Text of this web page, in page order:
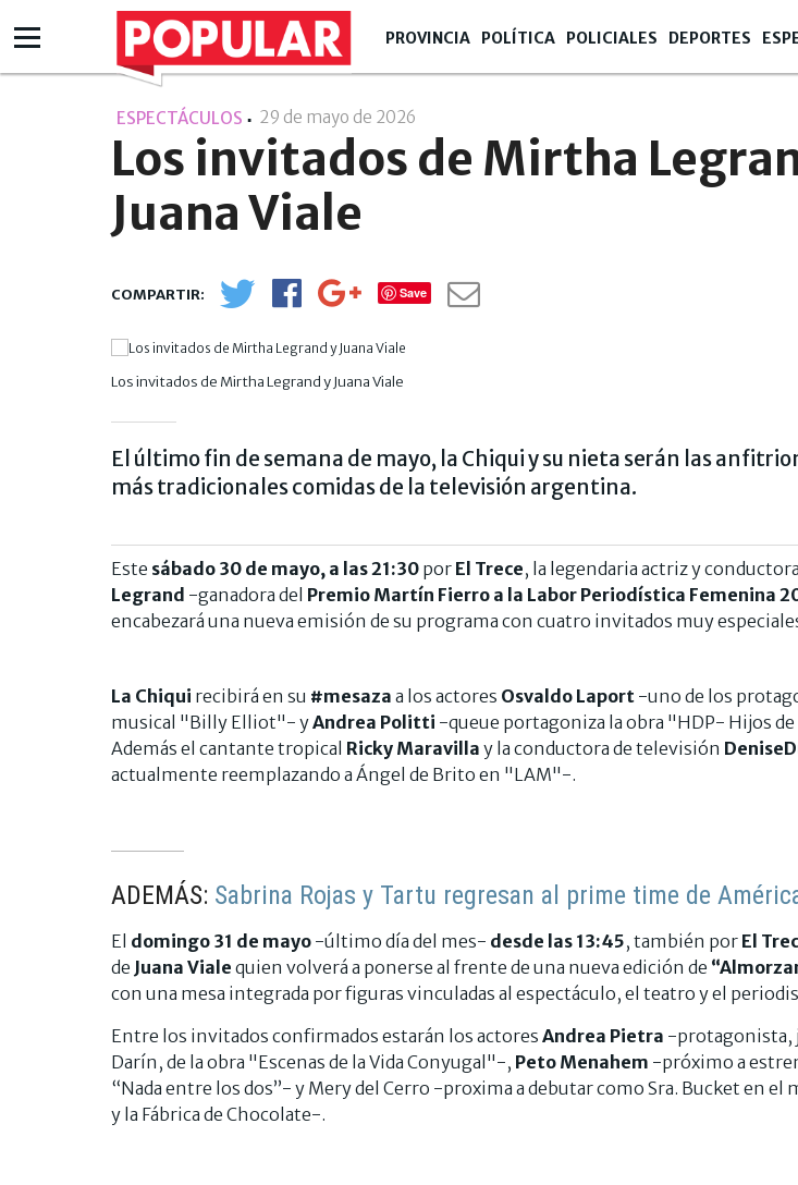
PROVINCIA POLÍTICA POLICIALES DEPORTES
ESPECTÁCULOS 29 de mayo de 2026
Los invitados de Mirtha
Juana Viale
Save
Los invitados de Mirtha Legrand y Juana Viale
El último fin de semana de mayo, la Chiqui y su nieta serán las
más tradicionales comidas de la televisión argentina.
Este sábado 30 de mayo, a las 21:30 por El Trece, la legendaria actriz y conductora
Legrand -ganadora del Premio Martín Fierro a la Labor Periodística Femenina
encabezará una nueva emisión de su programa con cuatro invitados muy
La Chiqui recibirá en su #mesaza a los actores Osvaldo Laport -uno de los
musical "Billy Elliot"- yAndrea Politti -queue portagoniza la obra "HDP- Hijos
Además el cantante tropical Ricky Maravilla y la conductora de televisión
actualmente reemplazando a Ángel de Brito en "LAM"-.
ADEMÁS: Sabrina Rojas y Tartu regresan al prime time de
El domingo 31 de mayo -último día del mes- desde las 13:45, también por El
de Juana Viale quien volverá a ponerse al frente de una nueva edición de
con una mesa integrada por figuras vinculadas al espectáculo, el teatro y el
Entre los invitados confirmados estarán los actores Andrea Pietra -protagonista,
Darín, de la obra "Escenas de la Vida Conyugal"-, Peto Menahem -próximo a
“Nada entre los dos”- y Mery del Cerro -proxima a debutar como Sra. Bucket en el
y la Fábrica de Chocolate-.